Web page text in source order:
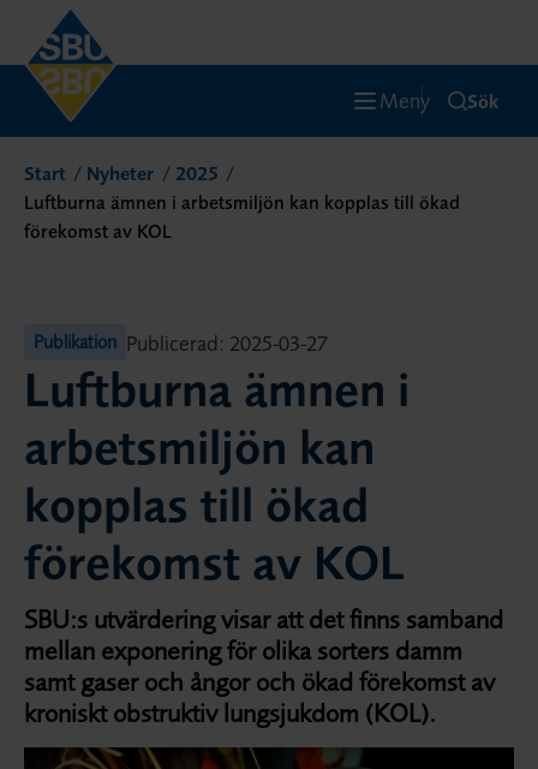
Meny Sök
Start Nyheter
2025
Luftburna ämnen i arbetsmiljön kan kopplas till ökad
förekomst av KOL
Publikation Publicerad: 2025-03-27
Luftburna ämnen i
arbetsmiljön kan
kopplas till ökad
förekomst av KOL
SBU:s utvärdering visar att det finns samband
mellan exponering för olika sorters damm
samt gaser och ångor och ökad förekomst av
kroniskt obstruktiv lungsjukdom (KOL).